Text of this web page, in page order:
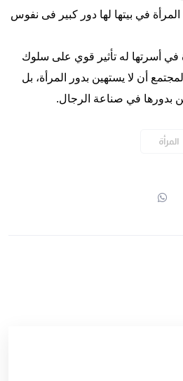
في بيتها لها دور كبير فی نفوس
في أسرتها له تأثير قوي على سلوك
أن لا يستهين بدور المرأة، بل
بدورها في صناعة الرجال.
المرأة